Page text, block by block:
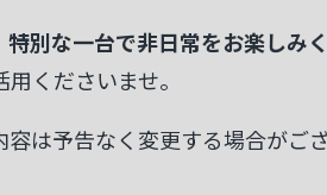
別な一台で非日常をお楽しみく
くださいませ。
は予告なく変更する場合がござ